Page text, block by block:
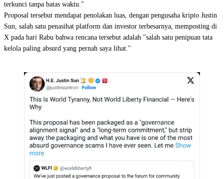
terkunci tanpa batas waktu."
Proposal tersebut mendapat penolakan luas, dengan pengusaha kripto Justin
Sun, salah satu penasihat platform dan investor terbesarnya, memposting di
X pada hari Rabu bahwa rencana tersebut adalah "salah satu penipuan tata
kelola paling absurd yang pernah saya lihat."